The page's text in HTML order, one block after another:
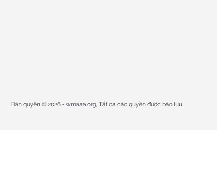
Bản quyền © 2026 - wmaaa.org, Tất cả các quyền được bảo lưu.